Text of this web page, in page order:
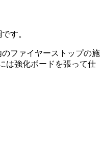
す。
ファイヤーストップの施
は強化ボードを張って仕